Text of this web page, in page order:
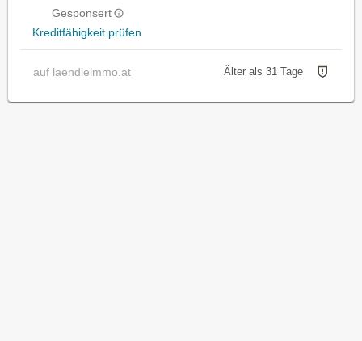
Gesponsert
Kreditfähigkeit prüfen
auf laendleimmo.at Älter als 31 Tage